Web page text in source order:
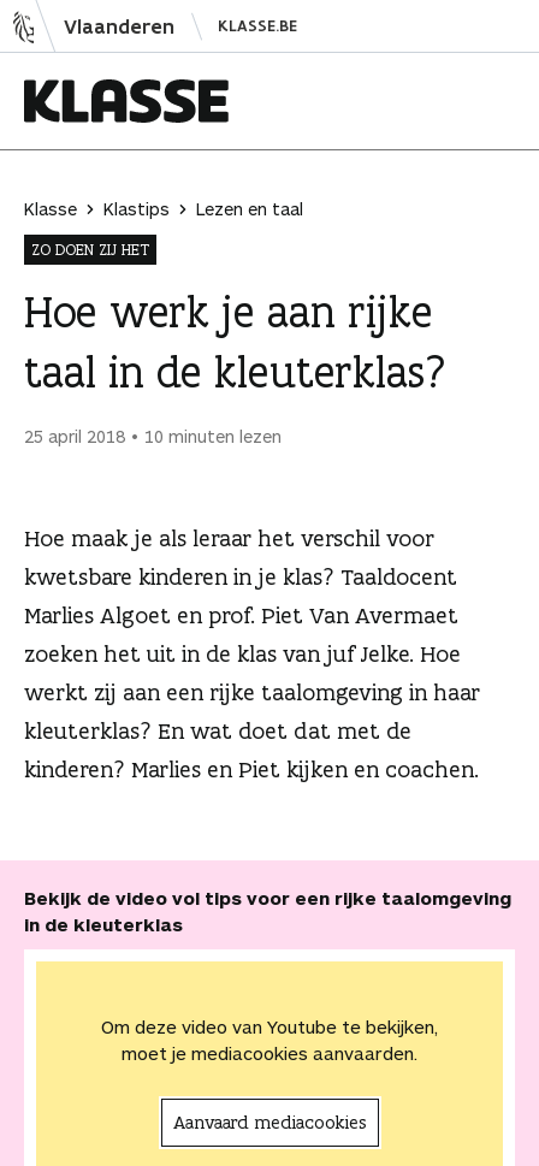
N
a
Vlaanderen KLASSE.BE
a
s
s
e
Klasse Klastips
Lezen en taal
ZO DOEN ZIJ HET
Hoe werk je aan rijke
taal in de kleuterklas?
25 april 2018 10 minuten lezen
Hoe maak je als leraar het verschil voor
kwetsbare kinderen in je klas? Taaldocent
Marlies Algoet en prof. Piet Van Avermaet
zoeken het uit in de klas van juf Jelke. Hoe
werkt zij aan een rijke taalomgeving in haar
kleuterklas? En wat doet dat met de
kinderen? Marlies en Piet kijken en coachen.
Bekijk de video vol tips voor een rijke taalomgeving
in de kleuterklas
Om deze video van Youtube te bekijken,
moet je mediacookies aanvaarden.
Aanvaard mediacookies